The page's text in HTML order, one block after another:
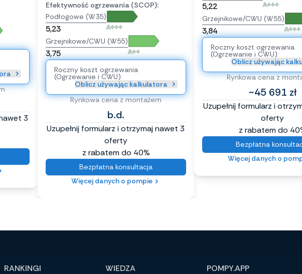
3
Efektywność ogrzewania (SCOP):
Podłogowe (W35)
5,23 A+++
Grzejnikowe/CWU (W55)
3,75 A++
Roczny koszt ogrzewania
(Ogrzewanie i CWU):
Oblicz używając kalkulatora
Rynkowa cena z montażem
b.d.
Uzupełnij formularz i otrzymaj nawet 3
oferty
z rabatem do 40%
Bezpłatna konsultacja
Więcej danych o pompie
5,22 A+++
Grzejnikowe/CWU (W55)
3,84 A+++
Roczny koszt ogrzewania
(Ogrzewanie i CWU):
Oblicz używając
Rynkowa cena z
~45 691 zł
Uzupełnij formularz i
oferty
z rabatem do
Bezpłatna
Więcej danych o
RANKINGI
WIEDZA
POMPY.APP